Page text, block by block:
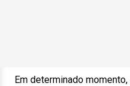
Em determinado